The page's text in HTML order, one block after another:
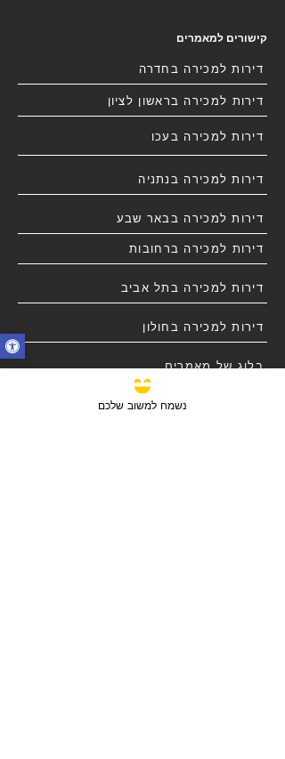
קישורים למאמרים
דירות למכירה בחדרה
דירות למכירה בראשון לציון
דירות למכירה בעכו
דירות למכירה בנתניה
דירות למכירה בבאר שבע
דירות למכירה ברחובות
דירות למכירה בתל אביב
דירות למכירה בחולון
בלוג של מאמרים
משוב
נשמח למשוב שלכם